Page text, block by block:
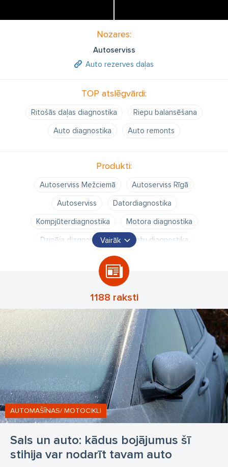
Nozares:
Autoserviss
Auto rezerves daļas
TOP atslēgvārdi:
Ritošās daļas diagnostika
Riepu balansēšana
Auto diagnostika
Auto remonts
Produkti:
Autoserviss Mežciemā
Autoserviss Rīgā
Autoserviss
Datordiagnostika
Kompjūterdiagnostika
Motora diagnostika
Dzinēja diagnostika
Bremžu diagnostika
Bremžu pārbaude uz stenda
Piekares diagnostika
Auto serviss Mežciemā
Bremžu sistēmas remonts
Lukturu regulācija
Auto lampu regulācija
Automašīnas tehniskā apkope
Akumulatoru pārbaude
Automašīnu lādēšanas pārbaude
Riepu maiņa
Riepu balansēšana
Riepu montāža
Riepu remonts
riepu serviss Rīgā
riepu remonts Rīgā
riepu maiņa Mežciemā
auto remonts
Vairāk
1188 raksti
Sals un auto: kādus bojājumus šī
stihija var nodarīt tavam auto
AUTOMAŠĪNAS/ MOTOCIKLI